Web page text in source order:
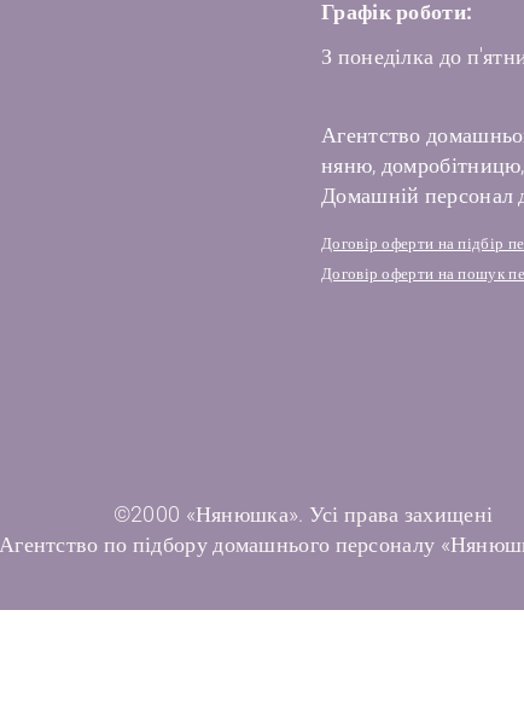
Графік роботи:
З понеділка до
Агентство
няню, домробітницю,
Домашній персонал
Договір оферти на підбір
Договір оферти на пошук
©2000 «Нянюшка». Усі права захищені
Агентство по підбору домашнього персоналу